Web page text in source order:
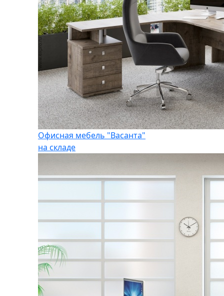
Офисная мебель "Васанта"
на складе